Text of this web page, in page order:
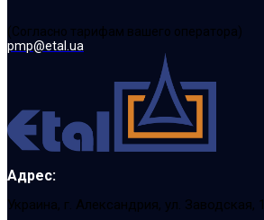
(Cогласно тарифам вашего оператора)
pmp@etal.ua
Адрес:
Украина, г. Александрия, ул. Заводская, 1